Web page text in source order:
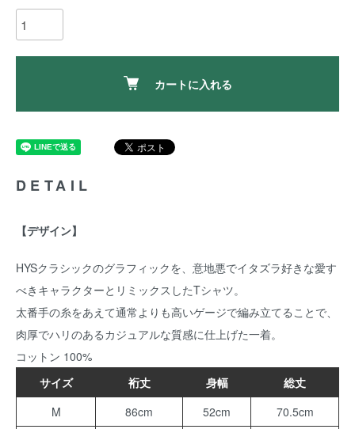
カートに入れる
DETAIL
【デザイン】
HYSクラシックのグラフィックを、意地悪でイタズラ好きな愛す
べきキャラクターとリミックスしたTシャツ。
太番手の糸をあえて通常よりも高いゲージで編み立てることで、
肉厚でハリのあるカジュアルな質感に仕上げた一着。
コットン 100%
サイズ
裄丈 身幅
総丈
M
86cm 52cm
70.5cm